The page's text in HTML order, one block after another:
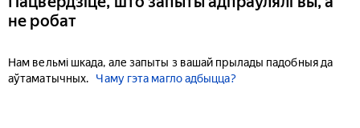
не робат
Нам вельмі шкада, але запыты з вашай прылады падобныя да
аўтаматычных.
Чаму гэта магло адбыцца?